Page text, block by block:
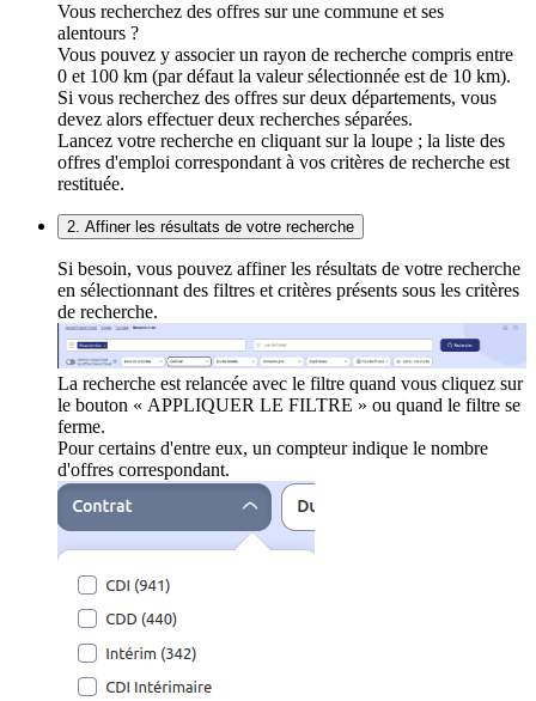
Vous recherchez des offres sur une commune et ses
alentours ?
Vous pouvez y associer un rayon de recherche compris entre
0 et 100 km (par défaut la valeur sélectionnée est de 10 km).
Si vous recherchez des offres sur deux départements, vous
devez alors effectuer deux recherches séparées.
Lancez votre recherche en cliquant sur la loupe ; la liste des
offres d'emploi correspondant à vos critères de recherche est
restituée.
2. Affiner les résultats de votre recherche
Si besoin, vous pouvez affiner les résultats de votre recherche
en sélectionnant des filtres et critères présents sous les critères
de recherche.
La recherche est relancée avec le filtre quand vous cliquez sur
le bouton « APPLIQUER LE FILTRE » ou quand le filtre se
ferme.
Pour certains d'entre eux, un compteur indique le nombre
d'offres correspondant.